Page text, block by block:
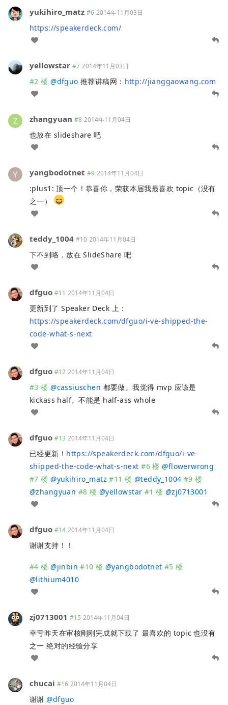
yukihiro_matz #6 2014年11月03日
https://speakerdeck.com/
yellowstar #7 2014年11月03日
#2 楼 @dfguo 推荐讲稿网： http://jianggaowang.com
zhangyuan #8 2014年11月04日
也放在 slideshare 吧
yangbodotnet #9 2014年11月04日
:plus1: 顶一个！恭喜你，荣获本届我最喜欢 topic（没有
之一）
teddy_1004 #10 2014年11月04日
下不到咯，放在 SlideShare 吧
dfguo #11 2014年11月04日
更新到了 Speaker Deck 上：
https://speakerdeck.com/dfguo/i-ve-shipped-the-
code-what-s-next
dfguo #12 2014年11月04日
#3 楼 @cassiuschen 都要做。我觉得 mvp 应该是
kickass half。不能是 half-ass whole
dfguo #13 2014年11月04日
已经更新！ https://speakerdeck.com/dfguo/i-ve-
shipped-the-code-what-s-next #6 楼 @flowerwrong
#7 楼 @yukihiro_matz #11 楼 @teddy_1004 #9 楼
@zhangyuan #8 楼 @yellowstar #1 楼 @zj0713001
dfguo #14 2014年11月04日
谢谢支持！！
#4 楼 @jinbin #10 楼 @yangbodotnet #5 楼
@lithium4010
zj0713001 #15 2014年11月04日
幸亏昨天在审核刚刚完成就下载了 最喜欢的 topic 也没有
之一 绝对的经验分享
chucai #16 2014年11月04日
谢谢@dfguo